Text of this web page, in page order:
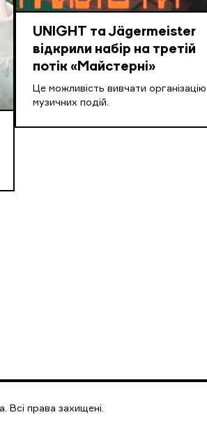
UNIGHT та Jägermeister
відкрили набір на третій
потік «Майстерні»
Це можливість вивчати організацію
музичних подій.
Всі права захищені.